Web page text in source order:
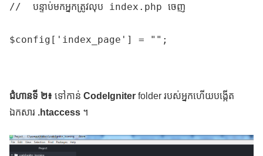
//  បន្ទាប់មកអ្នកត្រូវលុប index.php ចេញ
$config['index_page'] = "";
ជំហានទី ២៖ ទៅកាន់ CodeIgniter folder របស់អ្នកហើយបង្កើត
ឯកសារ .htaccess ។